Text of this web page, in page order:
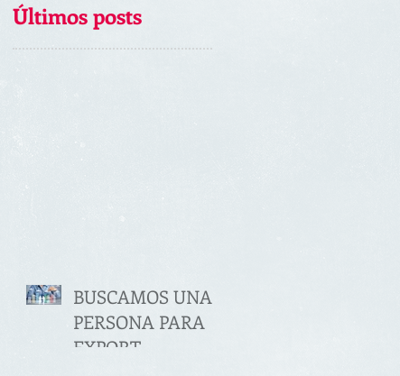
Últimos posts
BUSCAMOS UNA
PERSONA PARA
EXPORT